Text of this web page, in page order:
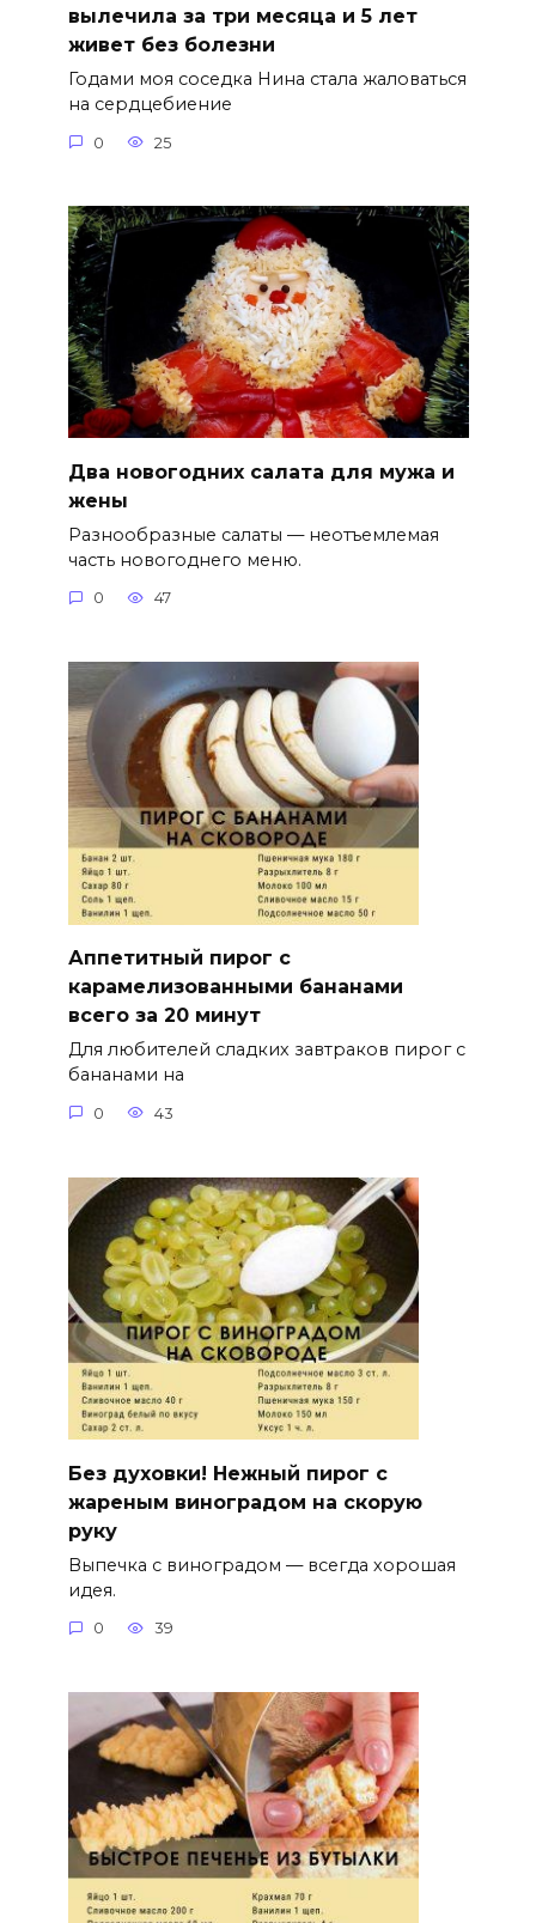
вылечила за три месяца и 5 лет
живет без болезни
Годами моя соседка Нина стала жаловаться
на сердцебиение
0 25
Два новогодних салата для мужа и
жены
Разнообразные салаты — неотъемлемая
часть новогоднего меню.
0 47
Аппетитный пирог с
карамелизованными бананами
всего за 20 минут
Для любителей сладких завтраков пирог с
бананами на
0 43
Без духовки! Нежный пирог с
жареным виноградом на скорую
руку
Выпечка с виноградом — всегда хорошая
идея.
0 39